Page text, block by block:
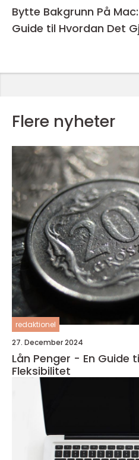
Bytte Bakgrunn På
Guide til Hvordan Det
Flere nyheter
redaktionel
27. December 2024
Lån Penger - En Guide
Fleksibilitet